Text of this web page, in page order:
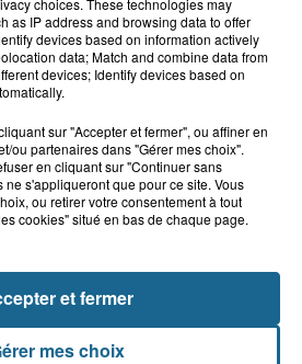
gravement brûlé
jouet...
: victime d'un accident,
inquiétante à Cappelle-
: Michael, 41 ans...
à Grand-Fort-Philippe : le
de trottinette...
choices. These technologies may
as IP address and browsing data to offer
devices based on information actively
data; Match and combine data from
devices; Identify devices based on
sur "Accepter et fermer", ou affiner en
ou partenaires dans "Gérer mes choix".
en cliquant sur "Continuer sans
ne s'appliqueront que pour ce site. Vous
ou retirer votre consentement à tout
cookies" situé en bas de chaque page.
mes choix
et fermer